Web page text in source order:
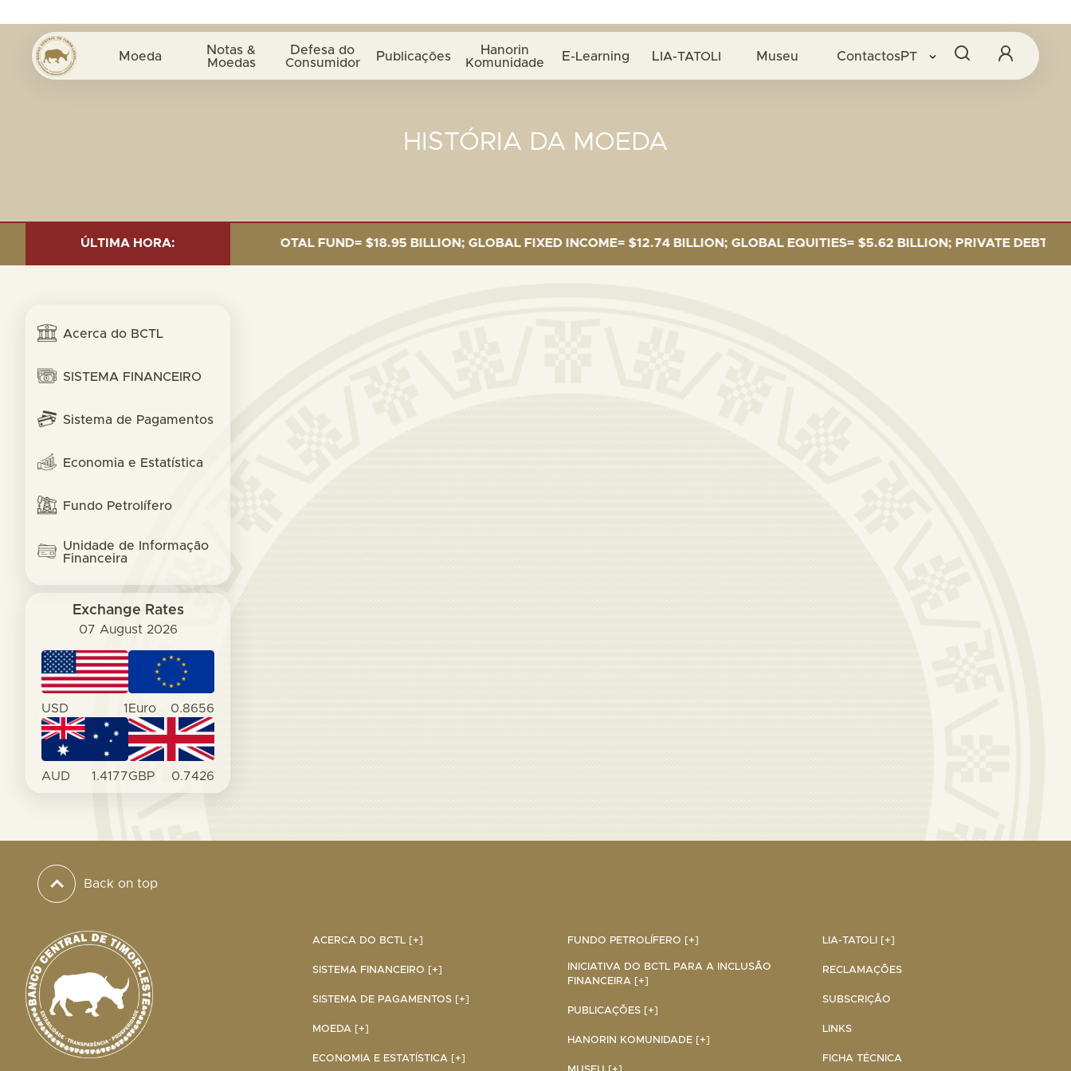
Moeda Notas &
Moedas
Defesa do
Consumidor Publicações Hanorin
Komunidade E-Learning LIA-TATOLI Museu Contactos PT
HISTÓRIA DA MOEDA
ÚLTIMA HORA:
INVESTMENT AS OF 30 SEP. 2025: TOTAL FUND= $18.95 BILLION; GLOBAL FIXED INCOME= $12.74 BILLION; GLOBAL EQUITIES= $5.62 BILLION; PRIVATE DEBT= $589
Acerca do BCTL
SISTEMA FINANCEIRO
Sistema de Pagamentos
Economia e Estatística
Fundo Petrolífero
Unidade de Informação
Financeira
Exchange Rates
07 August 2026
USD 1 Euro 0.8656
AUD 1.4177GBP 0.7426
Back on top
ACERCA DO BCTL [+]
SISTEMA FINANCEIRO [+]
SISTEMA DE PAGAMENTOS [+]
MOEDA [+]
ECONOMIA E ESTATÍSTICA [+]
FUNDO PETROLÍFERO [+]
INICIATIVA DO BCTL PARA A INCLUSÃO
FINANCEIRA [+]
PUBLICAÇÕES [+]
HANORIN KOMUNIDADE [+]
LIA-TATOLI [+]
RECLAMAÇÕES
SUBSCRIÇÃO
LINKS
FICHA TÉCNICA